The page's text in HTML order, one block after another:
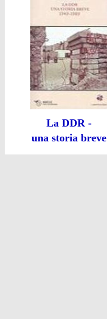
La DDR -
una storia breve